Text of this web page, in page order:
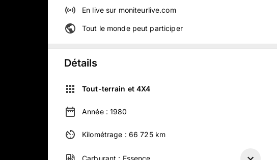
En livesur moniteurlive.com
Tout le monde peut participer
Détails
Tout-terrain et 4X4
Année :1980
Kilométrage : 66 725km
Carburant : Essence